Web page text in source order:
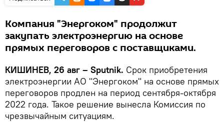
Компания "Энергоком" продолжит
закупать электроэнергию на основе
прямых переговоров с поставщиками.
КИШИНЕВ, 26 авг – Sputnik. Срок приобретения
электроэнергии АО "Энергоком" на основе прямых
переговоров продлен на период сентября-октября
2022 года. Такое решение вынесла Комиссия по
чрезвычайным ситуациям.